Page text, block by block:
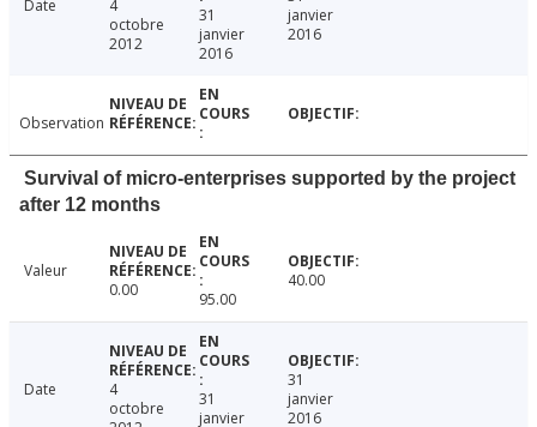
Date
4
octobre
2012
31
janvier
2016
janvier
2016
Observation
Survival of micro-enterprises supported by the project
after 12 months
Valeur
0.00
95.00
40.00
Date
4
octobre
31
janvier
31
janvier
2016